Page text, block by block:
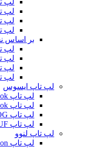
لپ
لپ
لپ
بر اساس
لپ
لپ
لپ
لپ
لپ تاپ ایسوس
لپ تاپ VivoBook
لپ تاپ ZenBook
لپ تاپ ROG
لپ تاپ TUF
لپ تاپ لنوو
لپ تاپ Legion